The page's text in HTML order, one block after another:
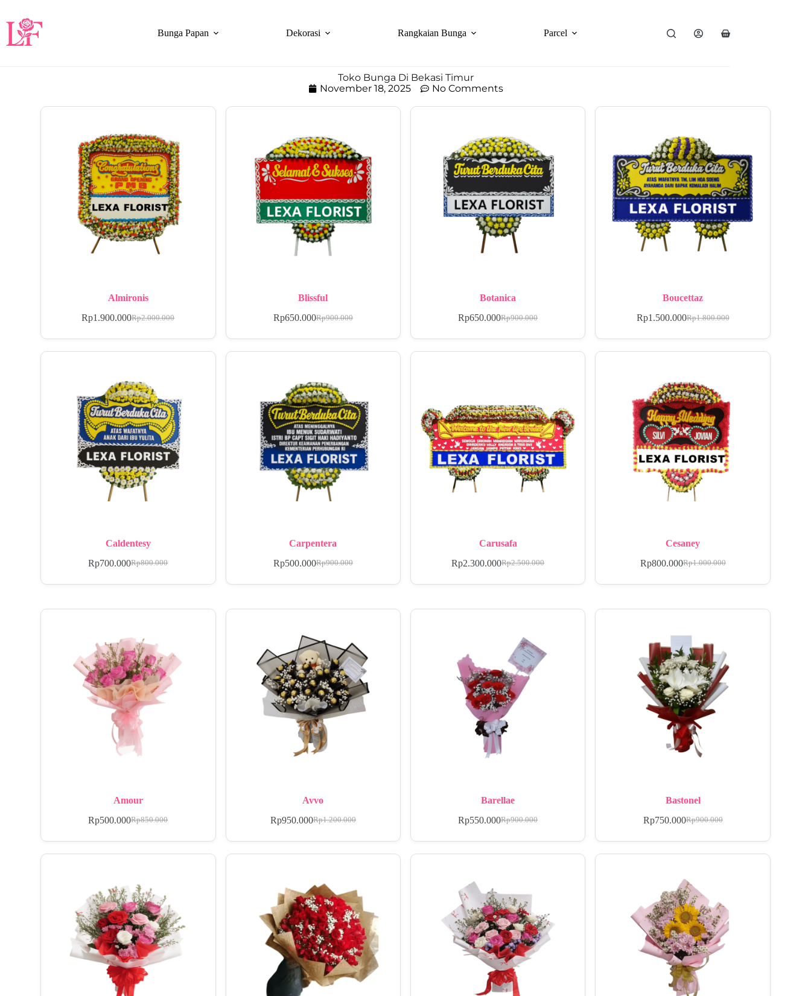
Bunga Papan Dekorasi Rangkaian Bunga Parcel
Toko Bunga Di Bekasi Timur
November 18, 2025
No Comments
Almironis
Rp2.000.000
Rp1.900.000
Blissful
Rp900.000
Rp650.000
Botanica
Rp900.000
Rp650.000
Boucettaz
Rp1.800.000
Rp1.500.000
Caldentesy
Rp800.000
Rp700.000
Carpentera
Rp900.000
Rp500.000
Carusafa
Rp2.500.000
Rp2.300.000
Cesaney
Rp1.000.000
Rp800.000
Amour
Rp850.000
Rp500.000
Avvo
Rp1.200.000
Rp950.000
Barellae
Rp900.000
Rp550.000
Bastonel
Rp900.000
Rp750.000